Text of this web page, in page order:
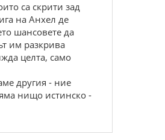
са скрити зад
на Анхел де
шансовете да
им разкрива
целта, само
другия - ние
нищо истинско -